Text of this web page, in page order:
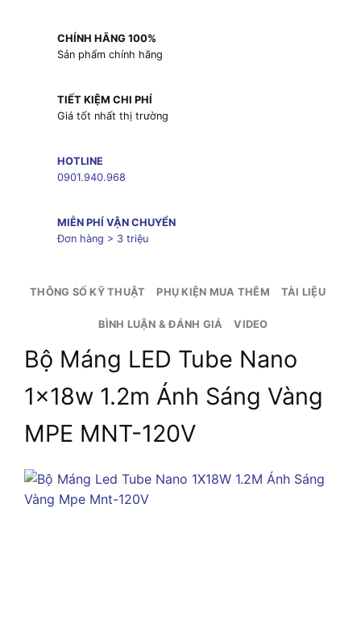
CHÍNH HÃNG 100%
Sản phẩm chính hãng
TIẾT KIỆM CHI PHÍ
Giá tốt nhất thị trường
HOTLINE
0901.940.968
MIỄN PHÍ VẬN CHUYỂN
Đơn hàng > 3 triệu
THÔNG SỐ KỸ THUẬT PHỤ KIỆN MUA THÊM TÀI LIỆU
BÌNH LUẬN & ĐÁNH GIÁ VIDEO
Bộ Máng LED Tube Nano
1x18w 1.2m Ánh Sáng Vàng
MPE MNT-120V